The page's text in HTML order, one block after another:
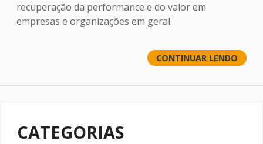
recuperação da performance e do valor em
empresas e organizações em geral.
CONTINUAR LENDO
CATEGORIAS